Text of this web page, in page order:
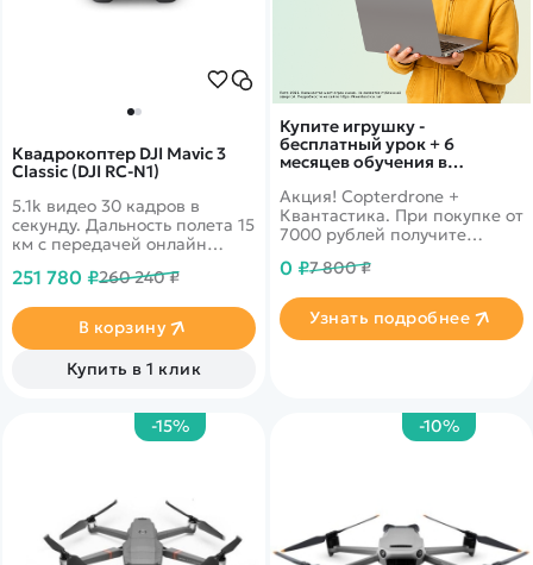
Купите игрушку -
бесплатный урок + 6
месяцев обучения в
Акция! Copterdrone +
Квантастика. При покупке от
7000 рублей получите
нашего партнера
0 ₽7 800 ₽
Узнать подробнее
Квадрокоптер DJI Mavic 3
Classic (DJI RC-N1)
5.1k видео 30 кадров в
секунду. Дальность полета 15
км с передачей онлайн
полете. Датчики облета
направлениям
251 780 ₽260 240 ₽
В корзину
Купить в 1 клик
-15% -10%